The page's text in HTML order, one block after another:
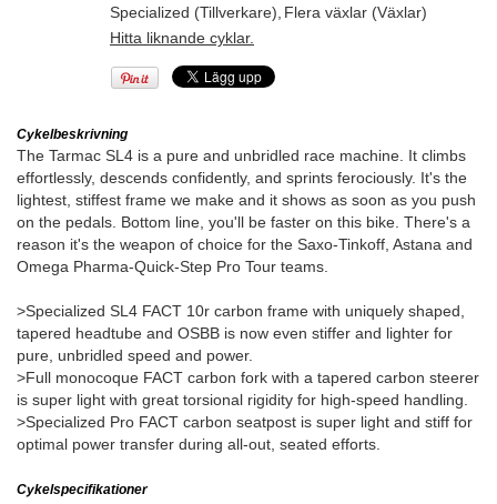
Specialized (Tillverkare) Flera växlar (Växlar)
Hitta liknande cyklar.
Cykelbeskrivning
The Tarmac SL4 is a pure and unbridled race machine. It climbs
effortlessly, descends confidently, and sprints ferociously. It's the
lightest, stiffest frame we make and it shows as soon as you push
on the pedals. Bottom line, you'll be faster on this bike. There's a
reason it's the weapon of choice for the Saxo-Tinkoff, Astana and
Omega Pharma-Quick-Step Pro Tour teams.
>Specialized SL4 FACT 10r carbon frame with uniquely shaped,
tapered headtube and OSBB is now even stiffer and lighter for
pure, unbridled speed and power.
>Full monocoque FACT carbon fork with a tapered carbon steerer
is super light with great torsional rigidity for high-speed handling.
>Specialized Pro FACT carbon seatpost is super light and stiff for
optimal power transfer during all-out, seated efforts.
Cykelspecifikationer